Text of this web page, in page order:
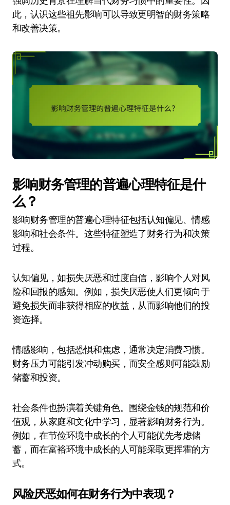
此，认识这些祖先影响可以导致更明智的财务策略
和改善决策。
影响财务管理的普遍心理特征是什
么？
影响财务管理的普遍心理特征包括认知偏见、情感
影响和社会条件。这些特征塑造了财务行为和决策
过程。
认知偏见，如损失厌恶和过度自信，影响个人对风
险和回报的感知。例如，损失厌恶使人们更倾向于
避免损失而非获得相应的收益，从而影响他们的投
资选择。
情感影响，包括恐惧和焦虑，通常决定消费习惯。
财务压力可能引发冲动购买，而安全感则可能鼓励
储蓄和投资。
社会条件也扮演着关键角色。围绕金钱的规范和价
值观，从家庭和文化中学习，显著影响财务行为。
例如，在节俭环境中成长的个人可能优先考虑储
蓄，而在富裕环境中成长的人可能采取更挥霍的方
式。
风险厌恶如何在财务行为中表现？